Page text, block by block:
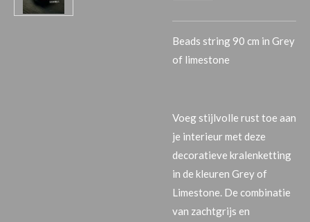
Beads string 90 cm in Grey
of limestone
Voeg stijlvolle rust toe aan
je interieur met deze
decoratieve kralenketting
in de kleuren Grey of
Limestone. De combinatie
van zachtgrijs en